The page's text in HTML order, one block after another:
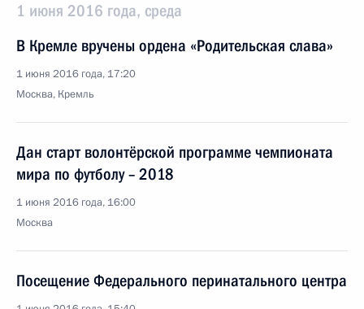
1 июня 2016 года, среда
В Кремле вручены ордена «Родительская слава»
1 июня 2016 года, 17:20
Москва, Кремль
Дан старт волонтёрской программе чемпионата
мира по футболу – 2018
1 июня 2016 года, 16:00
Москва
Посещение Федерального перинатального центра